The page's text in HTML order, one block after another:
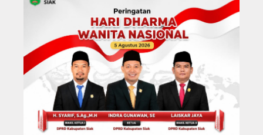
Bengkalis
Meranti
Indragiri Hulu